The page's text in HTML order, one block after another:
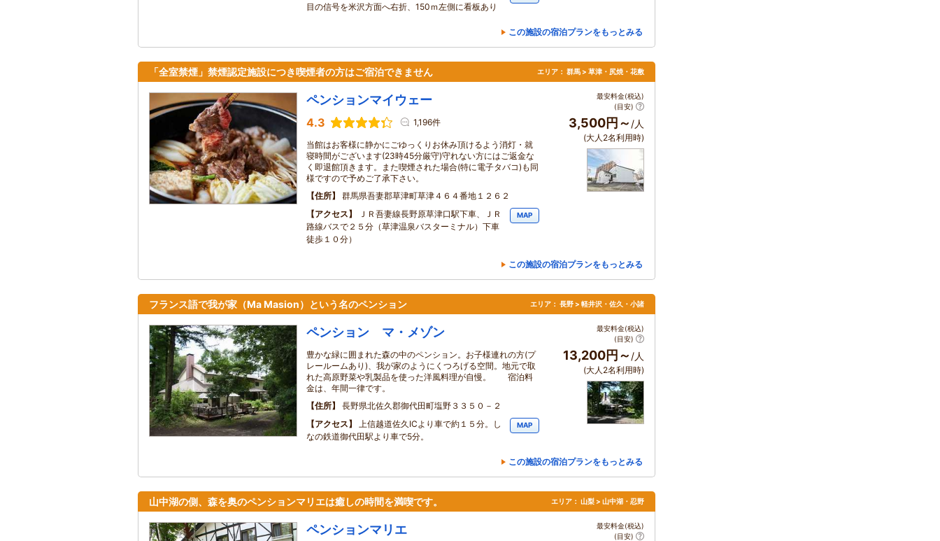
目の信号を米沢方面へ右折、150ｍ左側に看板あり
この施設の宿泊プランをもっとみる
「全室禁煙」禁煙認定施設につき喫煙者の方はご宿泊できません エリア： 群馬 > 草津・尻焼・花敷
ペンションマイウェー
4.3 1,196件
当館はお客様に静かにごゆっくりお休み頂けるよう消灯・就
寝時間がございます(23時45分厳守)守れない方にはご返金な
く即退館頂きます。また喫煙された場合(特に電子タバコ)も同
様ですので予めご了承下さい。
住所
群馬県吾妻郡草津町草津４６４番地１２６２
アクセス
ＪＲ吾妻線長野原草津口駅下車、ＪＲ
路線バスで２５分（草津温泉バスターミナル）下車
徒歩１０分）
MAP
最安料金(税込)
(目安)
3,500円～ /人
(大人2名利用時)
この施設の宿泊プランをもっとみる
フランス語で我が家（Ma Masion）という名のペンション エリア： 長野 > 軽井沢・佐久・小諸
ペンション マ・メゾン
豊かな緑に囲まれた森の中のペンション。お子様連れの方(プ
レールームあり)、我が家のようにくつろげる空間。地元で取
れた高原野菜や乳製品を使った洋風料理が自慢。 宿泊料
金は、年間一律です。
住所
長野県北佐久郡御代田町塩野３３５０－２
アクセス
上信越道佐久ICより車で約１５分。し
なの鉄道御代田駅より車で5分。
MAP
最安料金(税込)
(目安)
13,200円～ /人
(大人2名利用時)
この施設の宿泊プランをもっとみる
山中湖の側、森を奥のペンションマリエは癒しの時間を満喫です。 エリア： 山梨 > 山中湖・忍野
ペンションマリエ
最安料金(税込)
(目安)